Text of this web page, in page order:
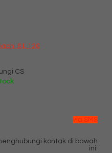
6 L 120
CS
via SMS
kontak di bawah
ini: